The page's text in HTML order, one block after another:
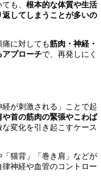
も、 根本的な体質や生活
してしまうことが多いの
に対しても筋肉・神経・
アプローチで、再発しにく
が刺激される」ことで起
や首の筋肉の緊張やこわば
変化を引き起こすケース
猫背」「巻き肩」などが
神経や血管のコントロー